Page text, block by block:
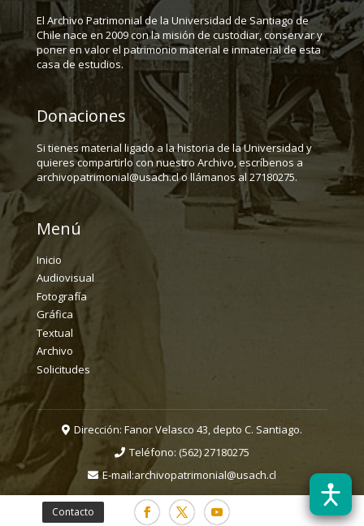
Contacto
El Archivo Patrimonial de la Universidad de Santiago de
Chile nace en 2009 con la misión de custodiar, conservar y
poner en valor el patrimonio material e inmaterial de esta
casa de estudios.
Donaciones
Si tienes material ligado a la historia de la Universidad y
quieres compartirlo con nuestro Archivo, escríbenos a
archivopatrimonial@usach.cl o llámanos al 27180275.
Menú
Inicio
Audiovisual
Fotografía
Gráfica
Textual
Archivo
Solicitudes
Dirección: Fanor Velasco 43, depto C. Santiago.
Teléfono: (562) 27180275
E-mail:archivopatrimonial@usach.cl